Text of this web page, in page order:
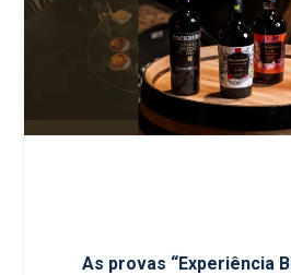
As provas “Experiência